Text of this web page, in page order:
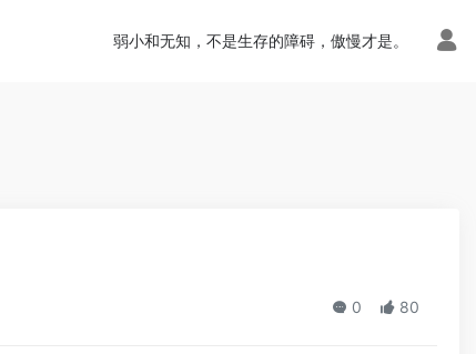
113弱小和无知，不是生存的障碍，傲慢才是。
0 80